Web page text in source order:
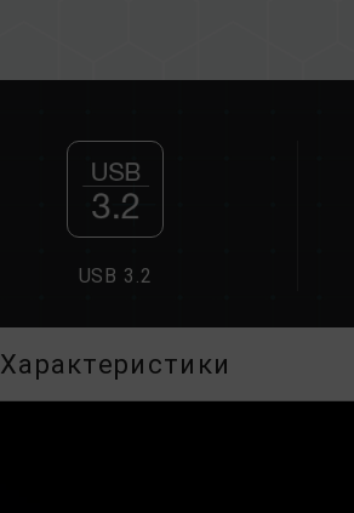
USB 3.2
Характеристики